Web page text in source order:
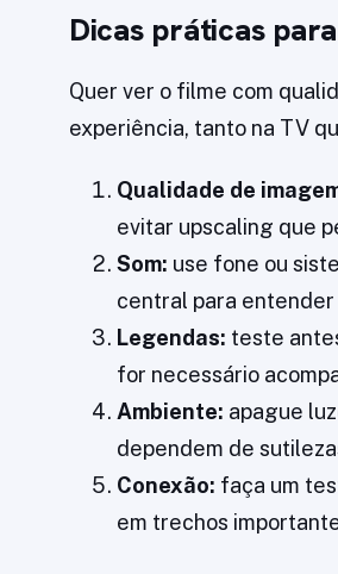
Dicas práticas
Quer ver o filme com
experiência, tanto na TV
Qualidade de
evitar upscaling que
Som: use fone ou
central para entender
Legendas: teste
for necessário
Ambiente: apague
dependem de
Conexão: faça um
em trechos